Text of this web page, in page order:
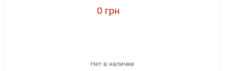
0 грн
Нет в наличии